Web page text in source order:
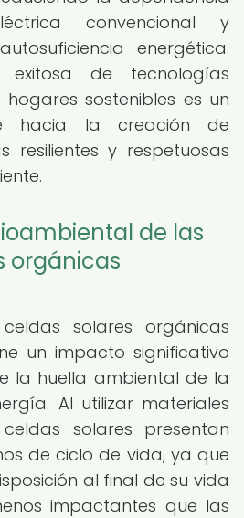
convencional y
energética.
exitosa de tecnologías
sostenibles es un
hacia la creación de
resilientes y respetuosas
de las
orgánicas
solares orgánicas
un impacto significativo
la huella ambiental de la
Al utilizar materiales
solares presentan
de ciclo de vida, ya que
al final de su vida
impactantes que las